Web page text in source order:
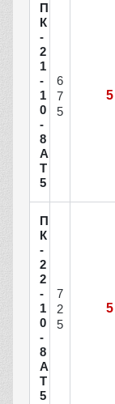
П
К
-
2
1
-
1
0
-
8
А
Т
5
6
7
5
П
К
-
2
2
-
1
0
-
8
А
Т
5
7
2
5